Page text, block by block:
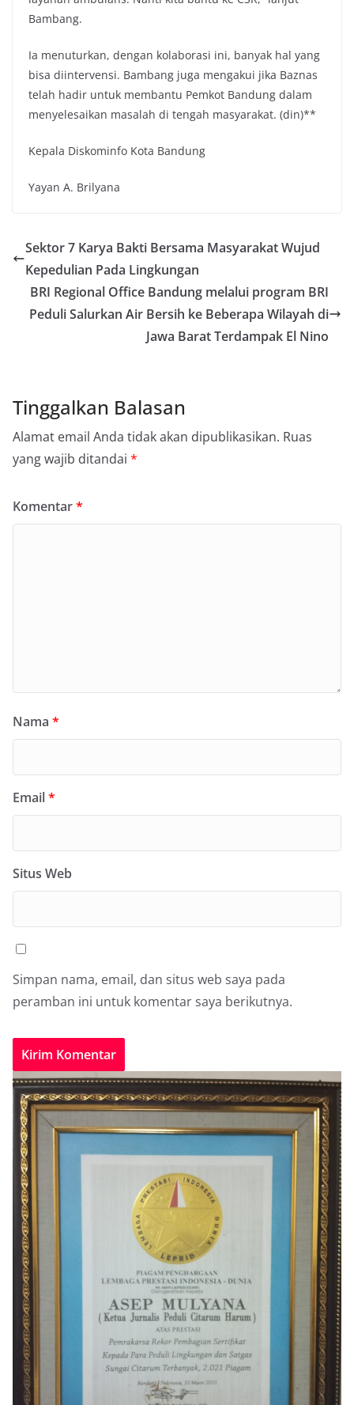
Bambang.
Ia menuturkan, dengan kolaborasi ini, banyak hal yang
bisa diintervensi. Bambang juga mengakui jika Baznas
telah hadir untuk membantu Pemkot Bandung dalam
menyelesaikan masalah di tengah masyarakat. (din)**
Kepala Diskominfo Kota Bandung
Yayan A. Brilyana
Sektor 7 Karya Bakti Bersama Masyarakat Wujud
Kepedulian Pada Lingkungan
BRI Regional Office Bandung melalui program BRI
Peduli Salurkan Air Bersih ke Beberapa Wilayah di
Jawa Barat Terdampak El Nino
Tinggalkan Balasan
Alamat email Anda tidak akan dipublikasikan. Ruas
yang wajib ditandai *
Komentar*
Nama *
Email*
Situs Web
Simpan nama, email, dan situs web saya pada
peramban ini untuk komentar saya berikutnya.